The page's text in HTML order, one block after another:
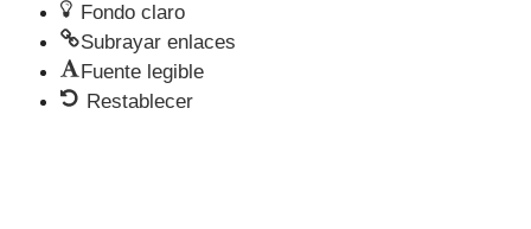
Fondo claro
Subrayar enlaces
Fuente legible
Restablecer